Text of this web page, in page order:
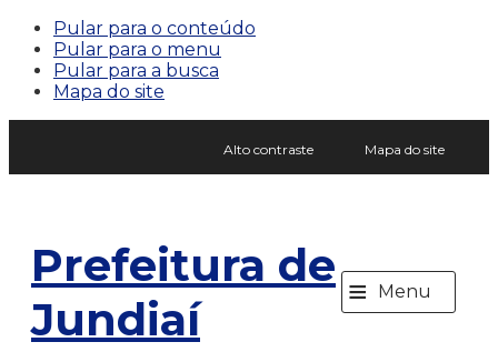
Pular para o conteúdo
Pular para o menu
Pular para a busca
Mapa do site
Alto contraste Mapa do site
Prefeitura de
Jundiaí
≡ Menu